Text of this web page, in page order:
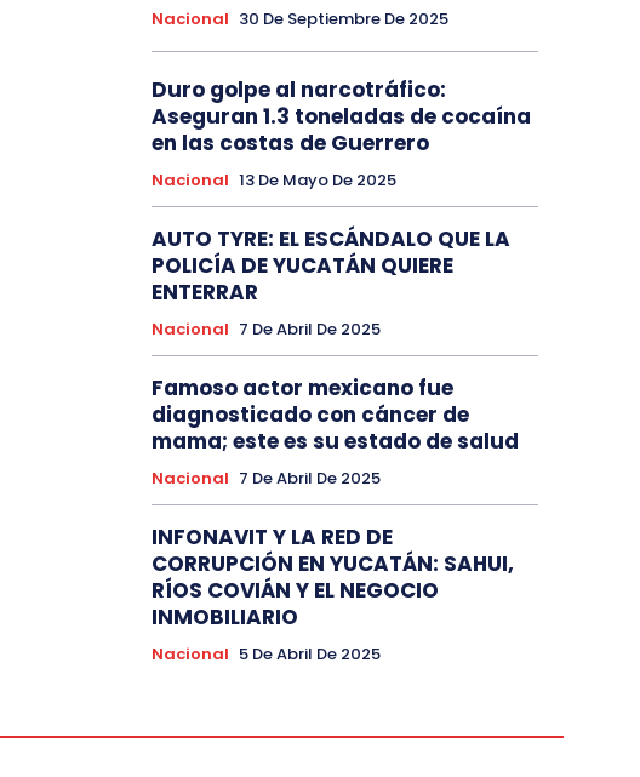
Nacional 30 De Septiembre De 2025
Duro golpe al narcotráfico:
Aseguran 1.3 toneladas de cocaína
en las costas de Guerrero
Nacional 13 De Mayo De 2025
AUTO TYRE: EL ESCÁNDALO QUE LA
POLICÍA DE YUCATÁN QUIERE
ENTERRAR
Nacional 7 De Abril De 2025
Famoso actor mexicano fue
diagnosticado con cáncer de
mama; este es su estado de salud
Nacional 7 De Abril De 2025
INFONAVIT Y LA RED DE
CORRUPCIÓN EN YUCATÁN: SAHUI,
RÍOS COVIÁN Y EL NEGOCIO
INMOBILIARIO
Nacional 5 De Abril De 2025